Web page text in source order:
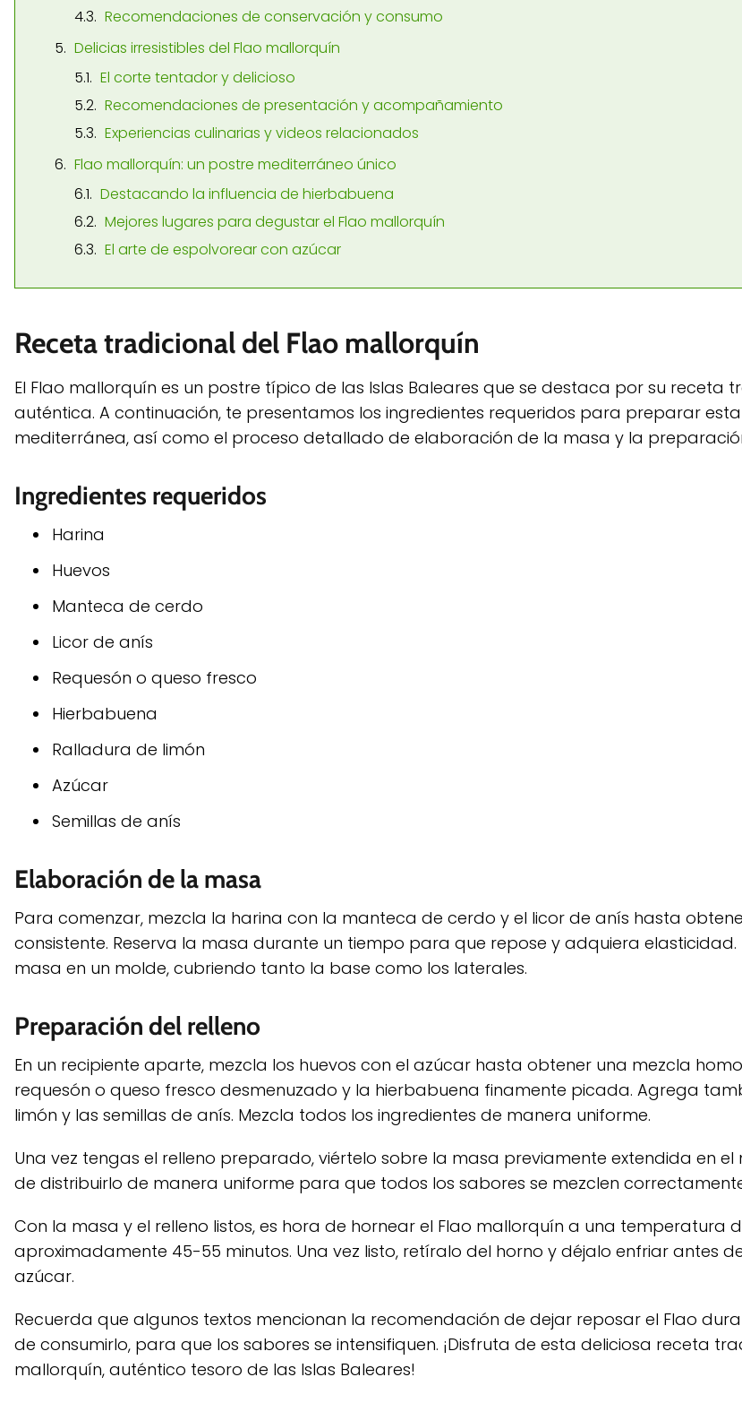
Recomendaciones de conservación y consumo
Delicias irresistibles del Flao mallorquín
El corte tentador y delicioso
Recomendaciones de presentación y acompañamiento
Experiencias culinarias y videos relacionados
Flao mallorquín: un postre mediterráneo único
Destacando la influencia de hierbabuena
Mejores lugares para degustar el Flao mallorquín
El arte de espolvorear con azúcar
Receta tradicional del Flao mallorquín
El Flao mallorquín es un postre típico de las Islas Baleares que se destaca por su receta
auténtica. A continuación, te presentamos los ingredientes requeridos para preparar
mediterránea, así como el proceso detallado de elaboración de la masa y la
Ingredientes requeridos
Harina
Huevos
Manteca de cerdo
Licor de anís
Requesón o queso fresco
Hierbabuena
Ralladura de limón
Azúcar
Semillas de anís
Elaboración de la masa
Para comenzar, mezcla la harina con la manteca de cerdo y el licor de anís hasta
consistente. Reserva la masa durante un tiempo para que repose y adquiera elasticidad.
masa en un molde, cubriendo tanto la base como los laterales.
Preparación del relleno
En un recipiente aparte, mezcla los huevos con el azúcar hasta obtener una mezcla
requesón o queso fresco desmenuzado y la hierbabuena finamente picada. Agrega
limón y las semillas de anís. Mezcla todos los ingredientes de manera uniforme.
Una vez tengas el relleno preparado, viértelo sobre la masa previamente extendida en el
de distribuirlo de manera uniforme para que todos los sabores se mezclen
Con la masa y el relleno listos, es hora de hornear el Flao mallorquín a una temperatura
aproximadamente 45-55 minutos. Una vez listo, retíralo del horno y déjalo enfriar antes
azúcar.
Recuerda que algunos textos mencionan la recomendación de dejar reposar el Flao
de consumirlo, para que los sabores se intensifiquen. ¡Disfruta de esta deliciosa receta
mallorquín, auténtico tesoro de las Islas Baleares!